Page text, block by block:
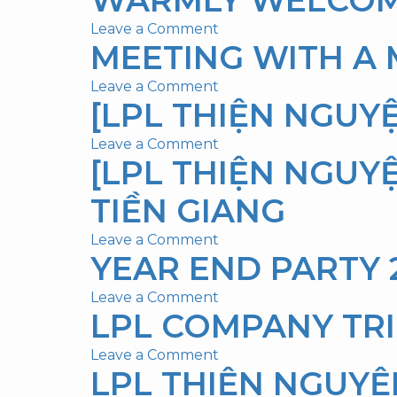
EM
NĂM
]
BỬU
PHÁP
ĐỊNH
QUÁN.
OF
PARTNERSHIP
NETWORK
KOREAN
AGENT
Leave a Comment
WARMLY
WELCOME
THAILAND
AGENT
MEETING WITH A
Leave a Comment
Meeting
with
Malaysian
Agent
[LPL THIỆN
Leave a Comment
[LPL
THIỆN
NGUYỆN]
CHÙA
PHÁP
–
NAI
[LPL THIỆN
TIỀN GIANG
Leave a Comment
[LPL
THIỆN
HÀNH
TRÌNH
NƯỚC
YEAR END PARTY
Leave a Comment
YEAR
END
2023
LPL COMPANY
Leave a Comment
LPL
COMPANY
LPL THIỆN